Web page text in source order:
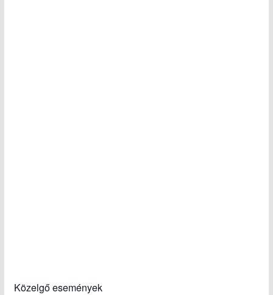
Közelgő események